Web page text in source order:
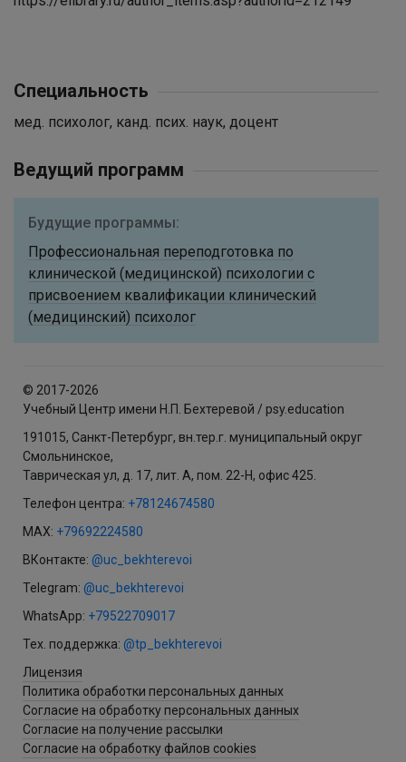
Специальность
мед. психолог, канд. псих. наук, доцент
Ведущий программ
Будущие программы:
Профессиональная переподготовка по
клинической (медицинской) психологии с
присвоением квалификации клинический
(медицинский) психолог
© 2017-2026
Учебный Центр имени Н.П. Бехтеревой / psy.education
191015, Санкт-Петербург, вн.тер.г. муниципальный округ
Смольнинское,
Таврическая ул, д. 17, лит. А, пом. 22-Н, офис 425.
Телефон центра: +78124674580
MAX: +79692224580
ВКонтакте: @uc_bekhterevoi
Telegram: @uc_bekhterevoi
WhatsApp: +79522709017
Тех. поддержка: @tp_bekhterevoi
Лицензия
Политика обработки персональных данных
Согласие на обработку персональных данных
Согласие на получение рассылки
Согласие на обработку файлов cookies